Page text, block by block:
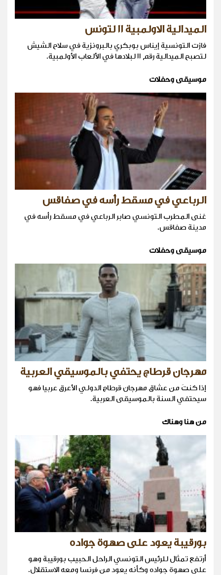
الميدالية الاولمبية ١١ لتونس
فازت التونسية إيناس بوبكري بالبرونزية في سلاح الشيش
لتصبح الميدالية رقم ١١ لبلادها في الألعاب الأولمبية.
موسيقى وحفلات
الرباعي في مسقط رأسه في صفاقس
غنى المطرب التونسي صابر الرباعي في مسقط رأسه في
مدينة صفاقس.
موسيقى وحفلات
مهرجان قرطاج يحتفي بالموسيقي العربية
إذا كنتَ من عشاق مهرجان قرطاج الدولي الأعرق عربيا فهو
سيحتفي السنة بالموسيقى العربية.
من هنا وهناك
بورقيبة يعود على صهوة جواده
أرتفع تمثال للرئيس التونسي الراحل الحبيب بورقيبة وهو
على صهوة جواده وكأنه يعود من فرنسا ومعه الاستقلال.